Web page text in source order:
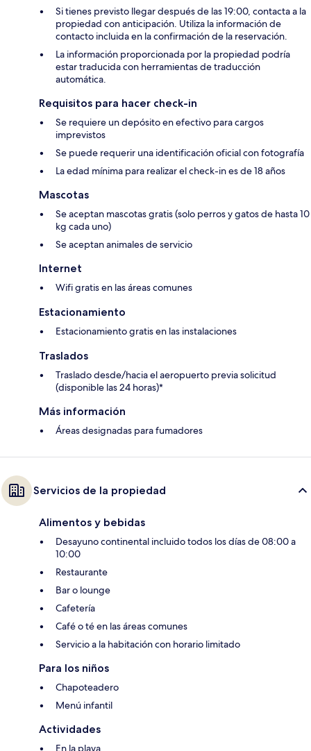
Si tienes previsto llegar después de las 19:00, contacta a la
propiedad con anticipación. Utiliza la información de
contacto incluida en la confirmación de la reservación.
La información proporcionada por la propiedad podría
estar traducida con herramientas de traducción
automática.
Requisitos para hacer check-in
Se requiere un depósito en efectivo para cargos
imprevistos
Se puede requerir una identificación oficial con fotografía
La edad mínima para realizar el check-in es de 18 años
Mascotas
Se aceptan mascotas gratis (solo perros y gatos de hasta 10
kg cada uno)
Se aceptan animales de servicio
Internet
Wifi gratis en las áreas comunes
Estacionamiento
Estacionamiento gratis en las instalaciones
Traslados
Traslado desde/hacia el aeropuerto previa solicitud
(disponible las 24 horas)*
Más información
Áreas designadas para fumadores
Servicios de la propiedad
Alimentos y bebidas
Desayuno continental incluido todos los días de 08:00 a
10:00
Restaurante
Bar o lounge
Cafetería
Café o té en las áreas comunes
Servicio a la habitación con horario limitado
Para los niños
Chapoteadero
Menú infantil
Actividades
En la playa